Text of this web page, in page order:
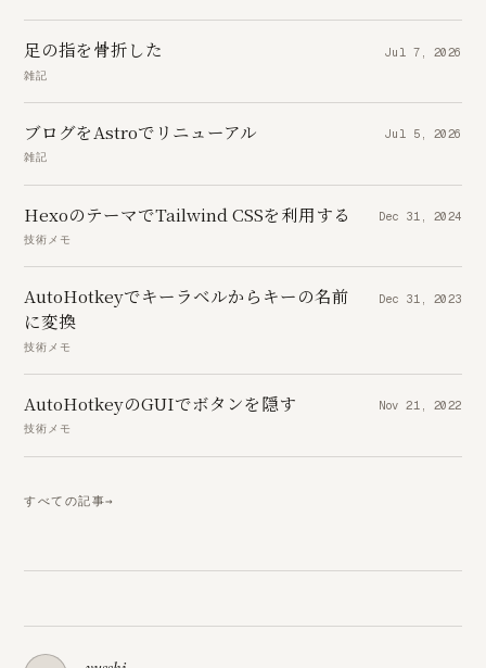
足の指を骨折した
雑記
Jul 7, 2026
ブログをAstroでリニューアル
雑記
Jul 5, 2026
HexoのテーマでTailwind CSSを利用する
技術メモ
Dec 31, 2024
AutoHotkeyでキーラベルからキーの名前
に変換
技術メモ
Dec 31, 2023
AutoHotkeyのGUIでボタンを隠す
技術メモ
Nov 21, 2022
すべての記事